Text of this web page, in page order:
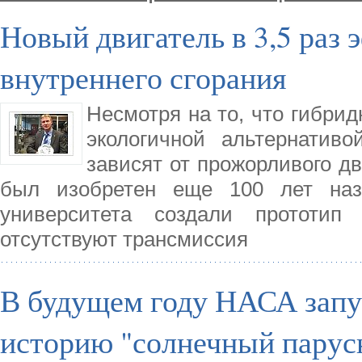
Новый двигатель в 3,5 раз
внутреннего сгорания
Несмотря на то, что
экологичной
зависят от прожорливого
был изобретен еще 100 лет
университета создали
отсутствуют трансмиссия
В будущем году НАСА
историю "солнечный